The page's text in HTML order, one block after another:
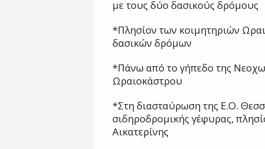
με τους δύο δασικούς δρόμους
*Πλησίον των κοιμητηριών
δασικών δρόμων
*Πάνω από το γήπεδο της
Ωραιοκάστρου
*Στη διασταύρωση της Ε.Ο.
σιδηροδρομικής γέφυρας,
Αικατερίνης